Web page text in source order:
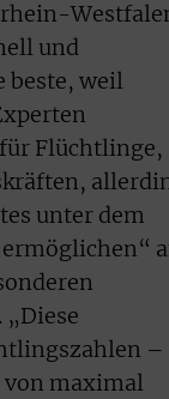
und
beste, weil
Flüchtlinge,
unter dem
–
von maximal